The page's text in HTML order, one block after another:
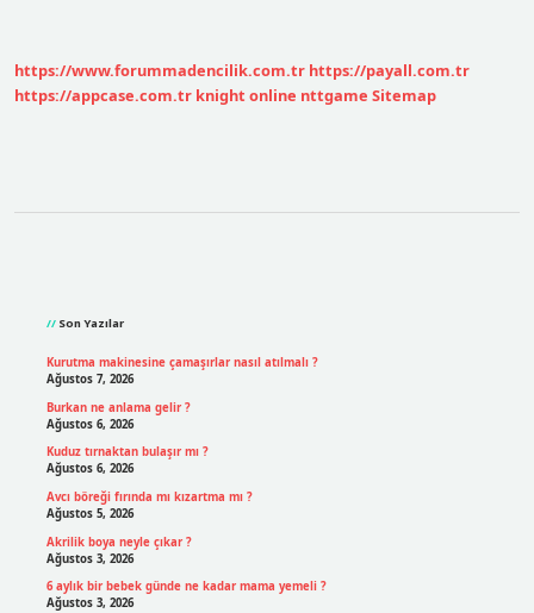
Gelir
https://www.forummadencilik.com.tr https://payall.com.tr
https://appcase.com.tr knight online nttgame Sitemap
Son Yazılar
Kurutma makinesine çamaşırlar nasıl atılmalı ?
Ağustos 7, 2026
Burkan ne anlama gelir ?
Ağustos 6, 2026
Kuduz tırnaktan bulaşır mı ?
Ağustos 6, 2026
Avcı böreği fırında mı kızartma mı ?
Ağustos 5, 2026
Akrilik boya neyle çıkar ?
Ağustos 3, 2026
6 aylık bir bebek günde ne kadar mama yemeli ?
Ağustos 3, 2026